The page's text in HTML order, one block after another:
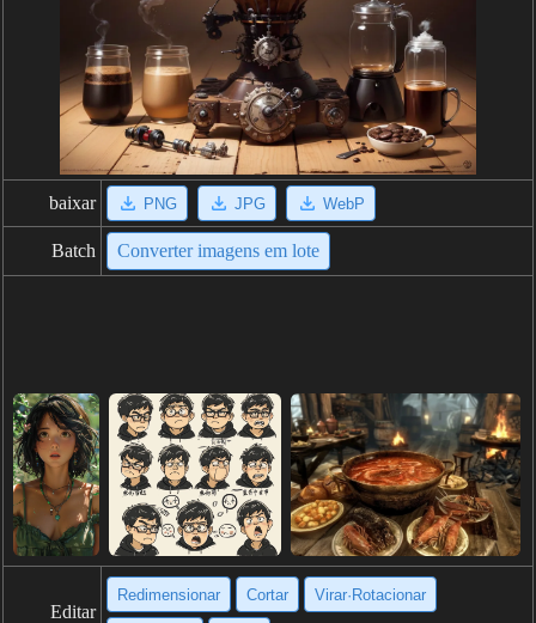
baixar PNG JPG WebP
Batch Converter imagens em lote
Editar
Redimensionar Cortar Virar·Rotacionar